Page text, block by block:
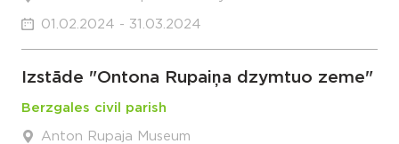
01.02.2024 - 31.03.2024
Izstāde "Ontona Rupaiņa dzymtuo zeme"
Berzgales civil parish
Anton Rupaja Museum